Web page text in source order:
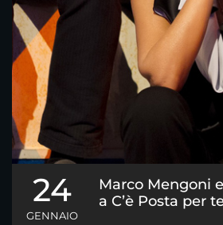
24
GENNAIO
Marco Mengoni
a C’è Posta per